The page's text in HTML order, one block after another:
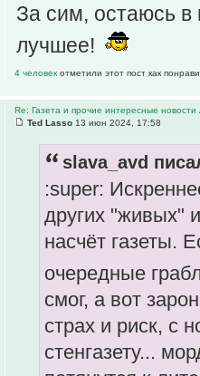
За сим, остаюсь в
лучшее!
4 человек отметили этот пост как
Re: Газета и прочие интересные новости
Ted Lasso 13 июн 2024, 17:58
slava_avd
:super:
других "живых"
насчёт газеты.
очередные
смог, а вот
страх и риск, с
стенгазету...